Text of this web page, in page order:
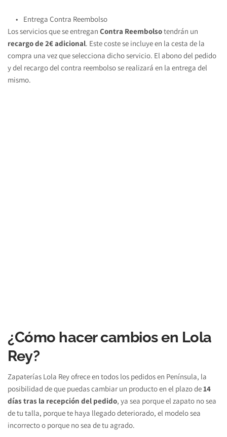
Entrega Contra Reembolso
Los servicios que se entregan Contra Reembolso
recargo de 2€ adicional. Este coste se incluye en la cesta de la
compra una vez que selecciona dicho servicio. El abono del pedido
y del recargo del contra reembolso se realizará en la entrega del
mismo.
¿Cómo hacer cambios en Lola
Rey?
Zapaterías Lola Rey ofrece en todos los pedidos en Península, la
posibilidad de que puedas cambiar un producto en el plazo de 14
días tras la recepción del pedido, ya sea porque el zapato no sea
de tu talla, porque te haya llegado deteriorado, el modelo sea
incorrecto o porque no sea de tu agrado.